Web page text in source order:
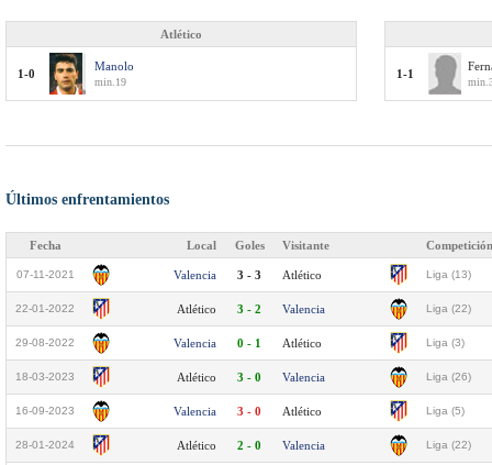
Atlético
1-0
Manolo
min.19
1-1
Últimos enfrentamientos
Fecha Local Goles Visitante Competición
07-11-2021 Valencia 3 - 3 Atlético Liga (13)
22-01-2022 Atlético 3 - 2 Valencia Liga (22)
29-08-2022 Valencia 0 - 1 Atlético Liga (3)
18-03-2023 Atlético 3 - 0 Valencia Liga (26)
16-09-2023 Valencia 3 - 0 Atlético Liga (5)
28-01-2024 Atlético 2 - 0 Valencia Liga (22)